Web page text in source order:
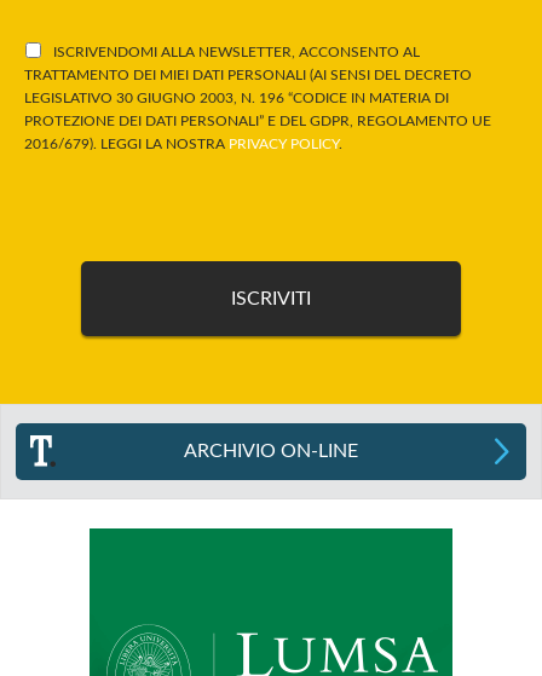
ISCRIVENDOMI ALLA NEWSLETTER, ACCONSENTO AL
TRATTAMENTO DEI MIEI DATI PERSONALI (AI SENSI DEL DECRETO
LEGISLATIVO 30 GIUGNO 2003, N. 196 “CODICE IN MATERIA DI
PROTEZIONE DEI DATI PERSONALI” E DEL GDPR, REGOLAMENTO UE
2016/679). LEGGI LA NOSTRA PRIVACY POLICY.
ARCHIVIO ON-LINE